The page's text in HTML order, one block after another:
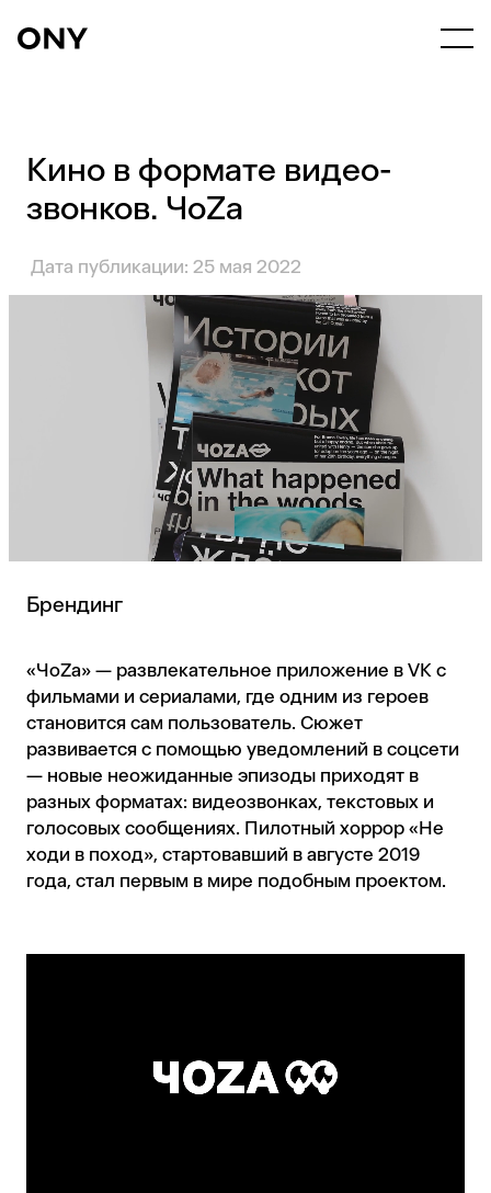
Кино в формате видео-
звонков. ЧоZa
Дата публикации: 25 мая 2022
Брендинг
«ЧоZa» — развлекательное приложение в VK с
фильмами и сериалами, где одним из героев
становится сам пользователь. Сюжет
развивается с помощью уведомлений в соцсети
— новые неожиданные эпизоды приходят в
разных форматах: видеозвонках, текстовых и
голосовых сообщениях. Пилотный хоррор «Не
ходи в поход», стартовавший в августе 2019
года, стал первым в мире подобным проектом.